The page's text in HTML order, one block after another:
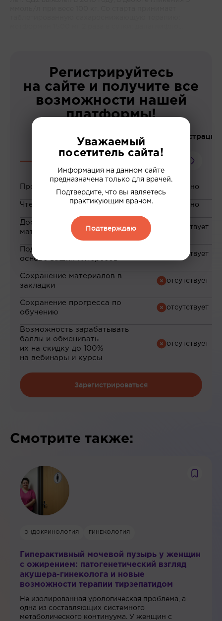
Регистрируйтесь
на сайте и получите все
возможности нашей
платформы!
До регистрации
Просмотр вебинаров
Чтение статей
Доступ к закрытым
материалам
Подборка материалов на
основе ваших интересов
Сохранение материалов в
закладки
Сохранение прогресса по
обучению
Возможность зарабатывать
баллы и обменивать
их на скидку до 100%
на вебинары и курсы
Зарегистрироваться
Смотрите также:
ЭНДОКРИНОЛОГИЯ ГИНЕКОЛОГИЯ
Гиперактивный мочевой пузырь у женщин
с ожирением: патогенетический взгляд
акушера-гинеколога и новые
возможности терапии тирзепатидом
Не изолированная урологическая проблема, а
одна из составляющих системного
метаболического континуума. У женщин с
Уважаемый
посетитель сайта!
Информация на данном сайте
предназначена только для врачей.
Подтвердите, что вы являетесь
практикующим врачом.
Подтверждаю